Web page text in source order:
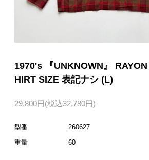
1970's 『UNKNOWN』
HIRT SIZE 表記ナシ (L)
29,800円(税込32,780円)
型番
260627
重量
60